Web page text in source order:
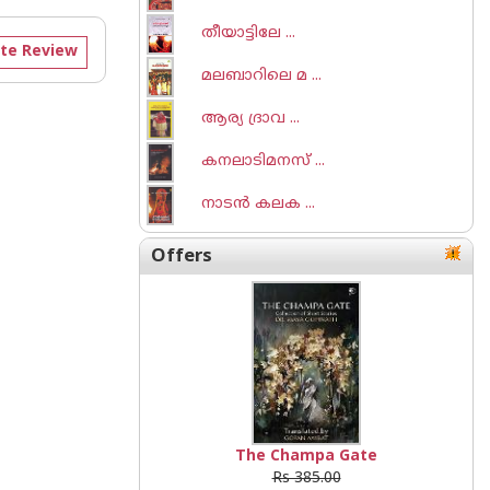
Review
തീയാട്ടിലേ ...
മലബാറിലെ മ ...
ആര്യ ദ്രാവ ...
കനലാടിമനസ് ...
നാടന്‍ കലക ...
Offers
The Champa Gate
Rs 385.00